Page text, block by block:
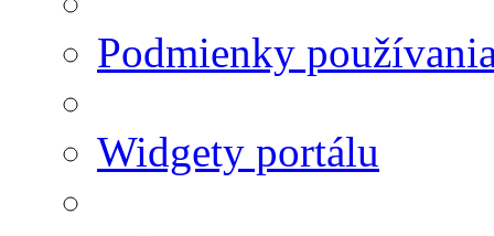
Podmienky
Widgety portálu